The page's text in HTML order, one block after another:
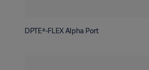
DPTE®-FLEX Alpha Port